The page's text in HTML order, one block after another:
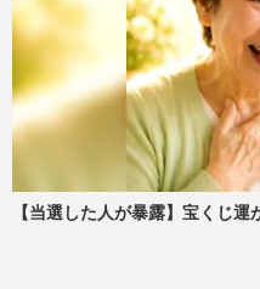
【当選した人が暴露】宝くじ